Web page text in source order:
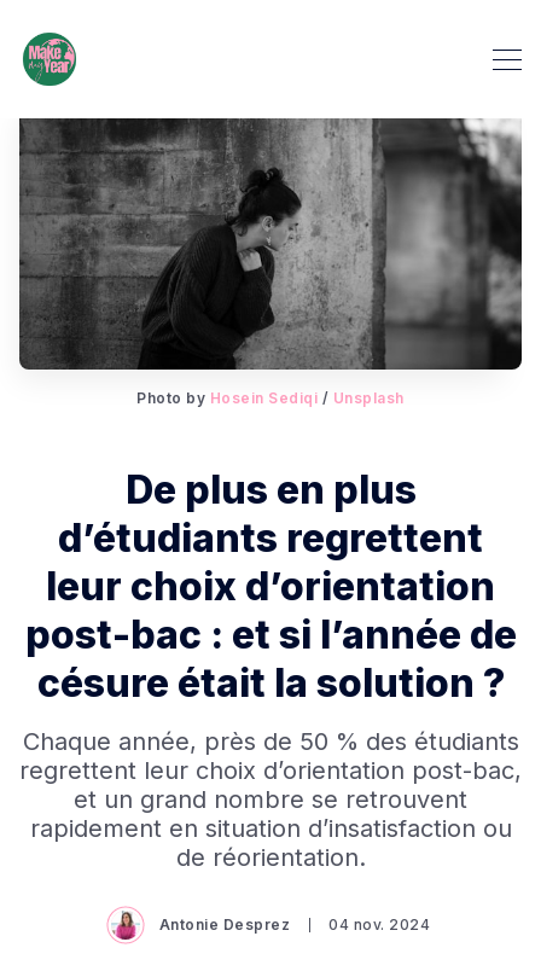
Photo by Hosein Sediqi / Unsplash
De plus en plus
d’étudiants regrettent
leur choix d’orientation
post-bac : et si l’année de
césure était la solution ?
Chaque année, près de 50 % des étudiants
regrettent leur choix d’orientation post-bac,
et un grand nombre se retrouvent
rapidement en situation d’insatisfaction ou
de réorientation.
Antonie Desprez 04 nov. 2024